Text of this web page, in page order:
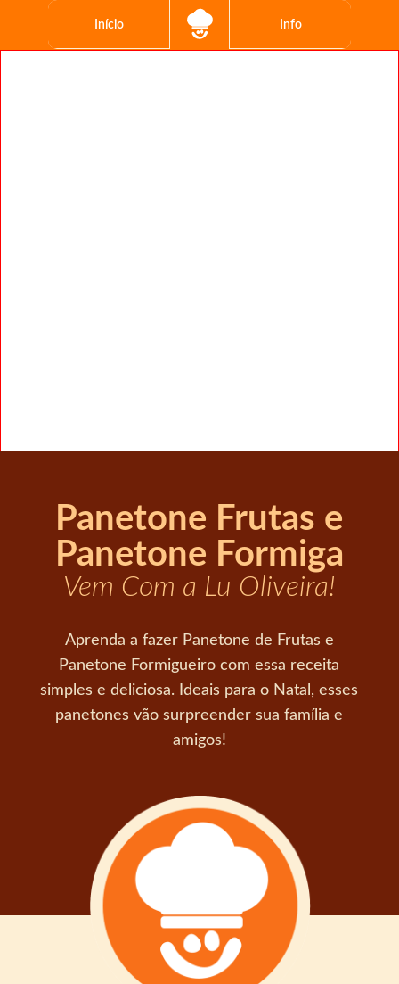
Início Info
Panetone Frutas e
Panetone Formiga
Vem Com a Lu Oliveira!
Aprenda a fazer Panetone de Frutas e
Panetone Formigueiro com essa receita
simples e deliciosa. Ideais para o Natal, esses
panetones vão surpreender sua família e
amigos!